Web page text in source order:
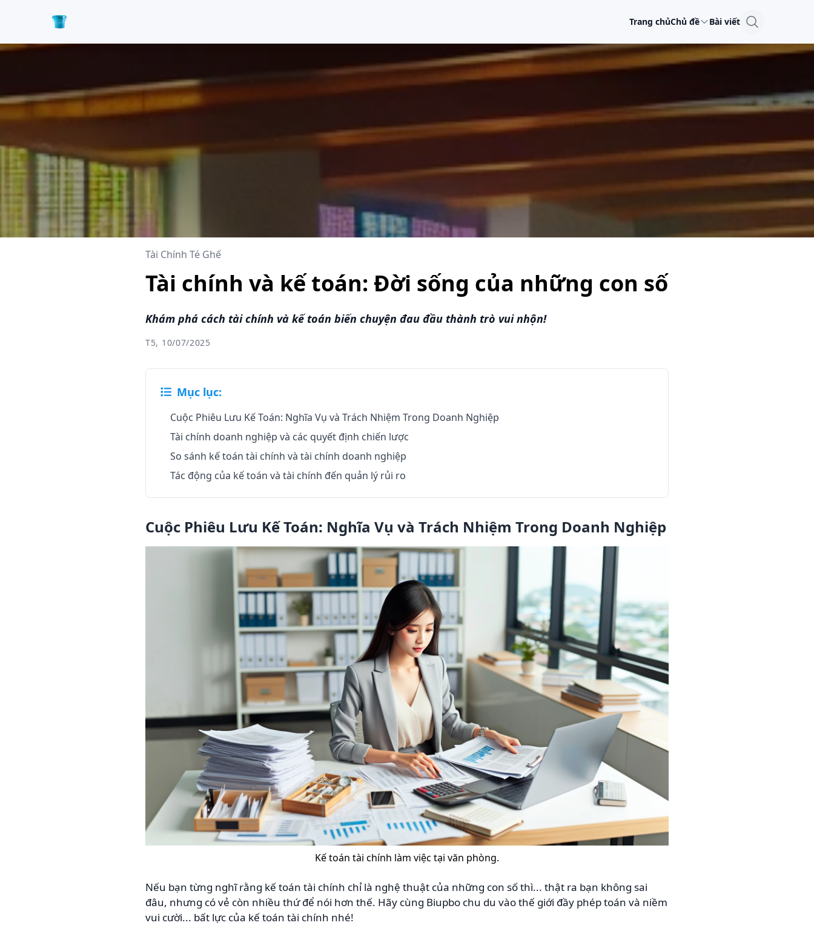
Trang chủChủ đề Bài viết
Tài Chính Té Ghế
Tài chính và kế toán: Đời sống của những con số
Khám phá cách tài chính và kế toán biến chuyện đau đầu thành trò vui nhộn!
T5, 10/07/2025
Mục lục:
Cuộc Phiêu Lưu Kế Toán: Nghĩa Vụ và Trách Nhiệm Trong Doanh Nghiệp
Tài chính doanh nghiệp và các quyết định chiến lược
So sánh kế toán tài chính và tài chính doanh nghiệp
Tác động của kế toán và tài chính đến quản lý rủi ro
Cuộc Phiêu Lưu Kế Toán: Nghĩa Vụ và Trách Nhiệm Trong Doanh Nghiệp
Kế toán tài chính làm việc tại văn phòng.
Nếu bạn từng nghĩ rằng kế toán tài chính chỉ là nghệ thuật của những con số thì... thật ra bạn không sai
đâu, nhưng có vẻ còn nhiều thứ để nói hơn thế. Hãy cùng Biupbo chu du vào thế giới đầy phép toán và niềm
vui cười... bất lực của kế toán tài chính nhé!